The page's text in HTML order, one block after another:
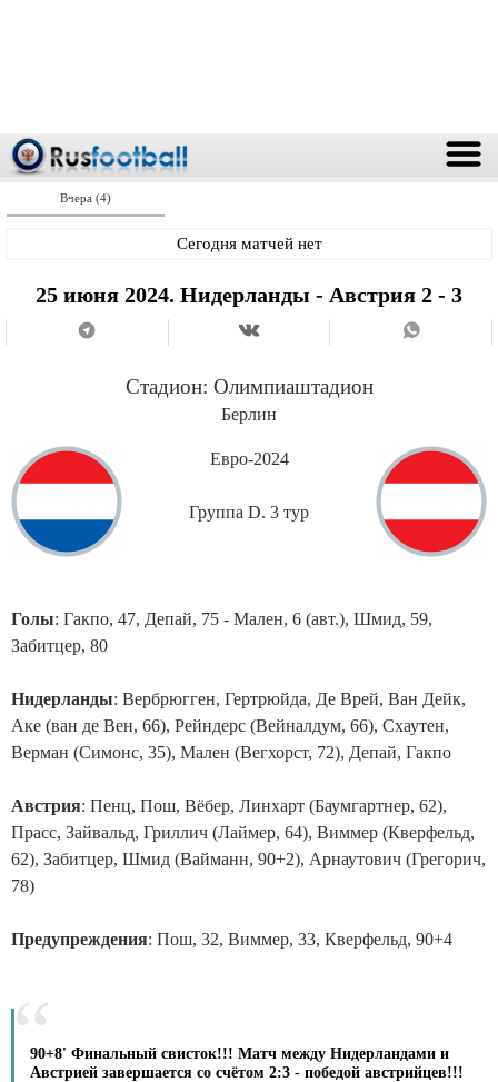
Вчера (4)
Сегодня матчей нет
25 июня 2024. Нидерланды - Австрия 2 - 3
Стадион: Олимпиаштадион
Берлин
Евро-2024
Группа D. 3 тур
Голы: Гакпо, 47, Депай, 75 - Мален, 6 (авт.), Шмид, 59,
Забитцер, 80
Нидерланды: Вербрюгген, Гертрюйда, Де Врей, Ван Дейк,
Аке (ван де Вен, 66), Рейндерс (Вейналдум, 66), Схаутен,
Верман (Симонс, 35), Мален (Вегхорст, 72), Депай, Гакпо
Австрия: Пенц, Пош, Вёбер, Линхарт (Баумгартнер, 62),
Прасс, Зайвальд, Гриллич (Лаймер, 64), Виммер (Кверфельд,
62), Забитцер, Шмид (Вайманн, 90+2), Арнаутович (Грегорич,
78)
Предупреждения: Пош, 32, Виммер, 33, Кверфельд, 90+4
90+8' Финальный свисток!!! Матч между Нидерландами и
Австрией завершается со счётом 2:3 - победой австрийцев!!!